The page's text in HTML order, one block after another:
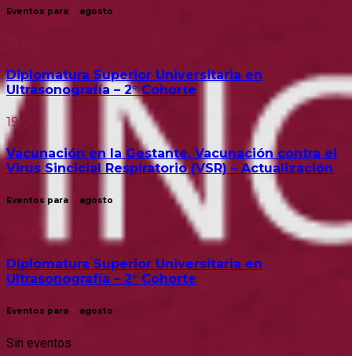
Eventos para agosto
Diplomatura Superior Universitaria en
Ultrasonografía – 2° Cohorte
19:00
Vacunación en la Gestante. Vacunación contra el
Virus Sincicial Respiratorio (VSR) – Actualización
Eventos para agosto
00:00
Diplomatura Superior Universitaria en
Ultrasonografía – 2° Cohorte
Eventos para agosto
Sin eventos